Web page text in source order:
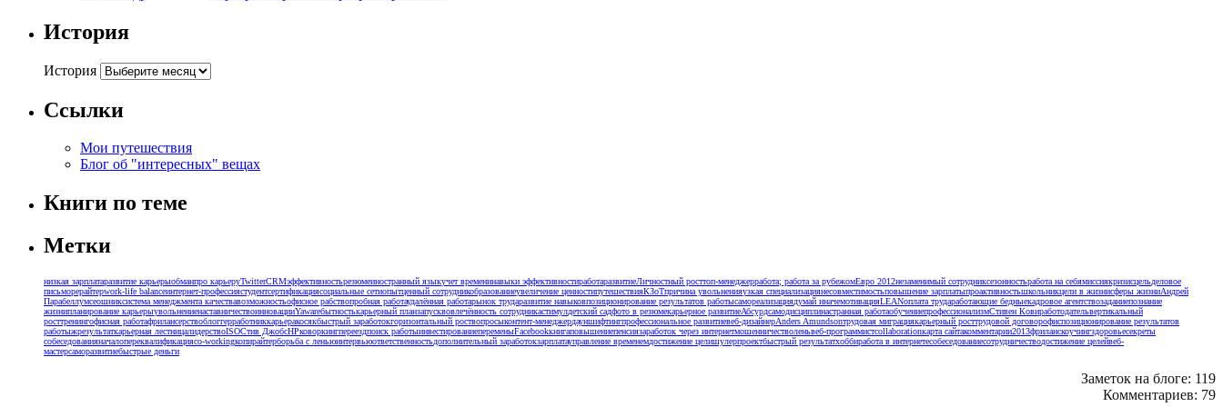
История
История
Ссылки
Мои путешествия
Блог об "интересных" вещах
Книги по теме
Метки
низкая зарплатаразвитие карьерыобманпро карьеруTwitterCRMэффективностьрезюмеиностранный языкучет временинавыки эффективностиработаразвитиеЛичностный росттоп-менеджерработа; работа за рубежомЕвро 2012незаменимый сотрудниксезонностьработа на себямиссиякризисцельделовое
письморерайтерwork-life balanceинтернет-профессиястудентсертификациясоциальные сетиопытценный сотрудникобразованиеувеличение ценностипутешествияКЗоТпричина увольненияузкая специализациянесовместимостьповышение зарплатыпроактивностьшкольникцели в жизнисферы жизниАндрей
Парабеллумсеошниксистема менеджмента качествавозможностьофисное рабствопробная работаудалённая работарынок трударазвитие навыковпозиционирование результатов работысамореализациядумай иначемотивацияLEANоплата трудаработающие бедныекадровое агентствозаданиепознание
жизнипланирование карьерыувольнениенаставничествоинновацииYawareбытностькарьерный планзапусквовлечённость сотрудникастимулдетский садфото в резюмекарьерное развитиеАбсурдсамодисциплинастранная работаобучениепрофессионализмСтивен Ковиработодательвертикальный
росттренингофисная работафрилансерствоблоггерработниккарьеракосякбыстрый заработокгоризонтальный роствопросыконтент-менеджердауншифтингпрофессиональное развитиевеб-дизайнерAnders Amundsonтрудовая миграциякарьерный росттрудовой договорофиспозиционирование результатов
работыжрезультаткарьерная лестницалидерствоISOСтив ДжобсHPковоркингпереездпоиск работыинвестированиепеременыFacebookкнигаповышениепенсиязаработок через интернетмошенничестволеньвеб-программистcollaborationкарта сайтакомментарии2013фриланскоучингздоровьесекреты
собеседованияначалопереквалификацияco-workingкопирайтерборьба с леньюинтервьюответственностьдополнительный заработокзарплатауправление временемдостижение целишулерпроектбыстрый результатхоббиработа в интернетесобеседованиесотрудничестводостижение целейвеб-
мастерсаморазвитиебыстрые деньги
Заметок на блоге: 119
Комментариев: 79